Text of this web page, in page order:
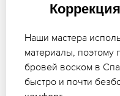
Наши мастера
материалы, поэтому
бровей воском в
быстро и почти